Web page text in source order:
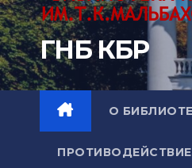
ГНБ КБР
О